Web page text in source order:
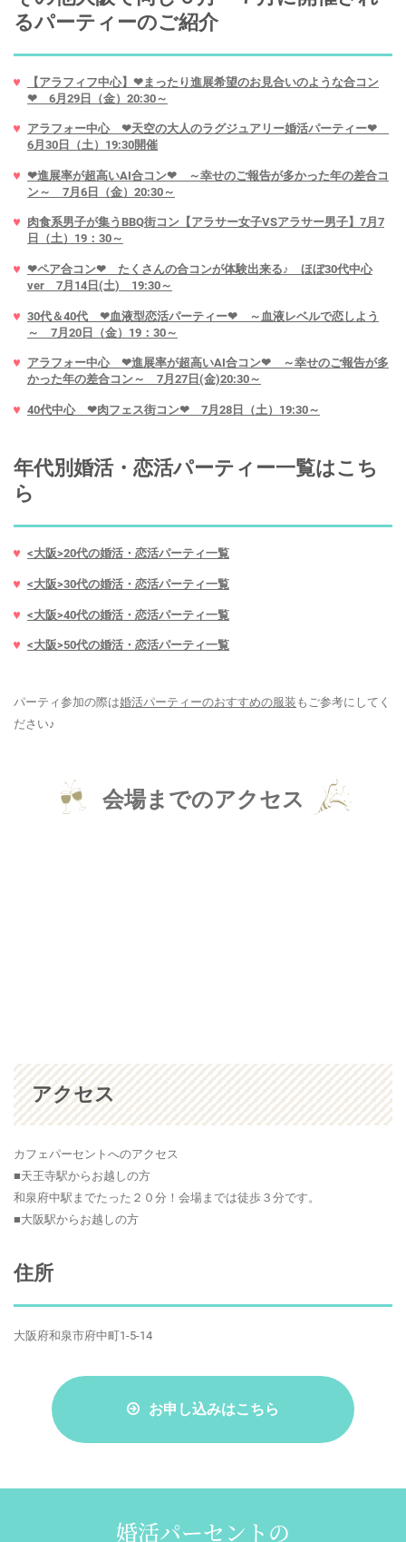
るパーティーのご紹介
【アラフィフ中心】❤まったり進展希望のお見合いのような合コン
❤ 6月29日（金）20:30～
アラフォー中心 ❤天空の大人のラグジュアリー婚活パーティー❤
6月30日（土）19:30開催
❤進展率が超高いAI合コン❤ ～幸せのご報告が多かった年の差合コ
ン～ 7月6日（金）20:30～
肉食系男子が集うBBQ街コン【アラサー女子VSアラサー男子】7月7
日（土）19：30～
❤ペア合コン❤ たくさんの合コンが体験出来る♪ ほぼ30代中心
ver 7月14日(土) 19:30～
30代＆40代 ❤血液型恋活パーティー❤ ～血液レベルで恋しよう
～ 7月20日（金）19：30～
アラフォー中心 ❤進展率が超高いAI合コン❤ ～幸せのご報告が多
かった年の差合コン～ 7月27日(金)20:30～
40代中心 ❤肉フェス街コン❤ 7月28日（土）19:30～
年代別婚活・恋活パーティー一覧はこち
ら
<大阪>20代の婚活・恋活パーティ一覧
<大阪>30代の婚活・恋活パーティ一覧
<大阪>40代の婚活・恋活パーティ一覧
<大阪>50代の婚活・恋活パーティ一覧
パーティ参加の際は婚活パーティーのおすすめの服装 もご参考にしてく
ださい♪
会場までのアクセス
アクセス
カフェパーセントへのアクセス
■天王寺駅からお越しの方
和泉府中駅までたった２０分！会場までは徒歩３分です。
■大阪駅からお越しの方
住所
大阪府和泉市府中町1-5-14
お申し込みはこちら
婚活パーセントの